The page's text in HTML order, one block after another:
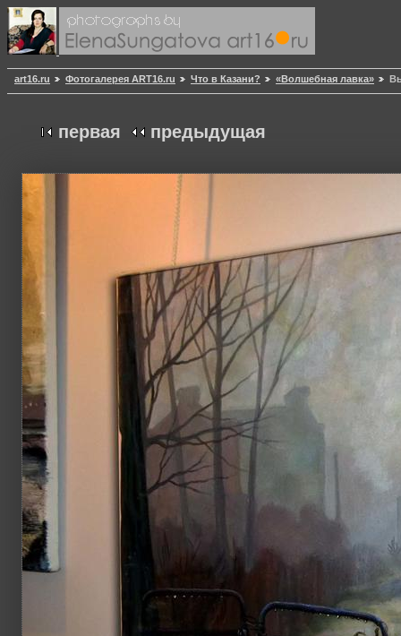
art16.ru Фотогалерея ART16.ru Что в Казани? «Волшебная лавка»
первая предыдущая